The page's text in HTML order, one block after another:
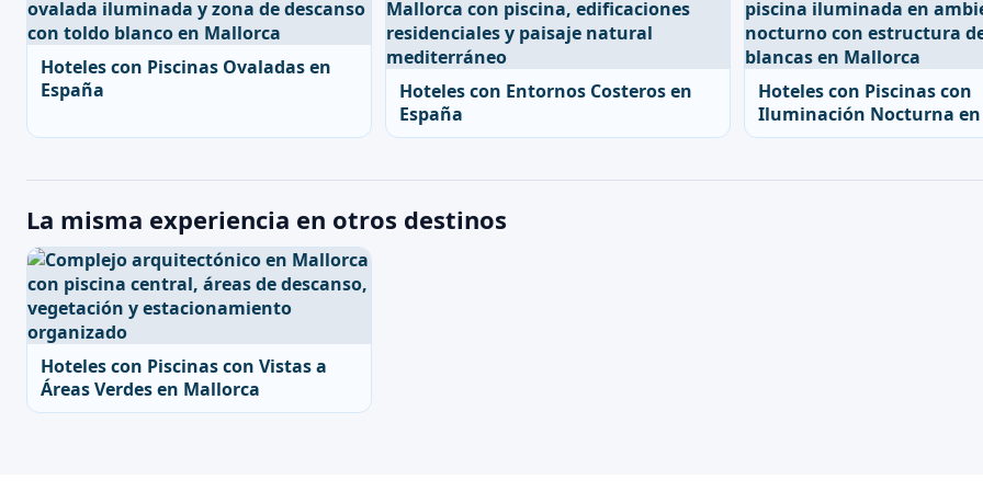
Hoteles con Piscinas Ovaladas en
España
Hoteles con Entornos Costeros en
España
Hoteles con Piscinas con
Iluminación Nocturna en
La misma experiencia en otros destinos
Hoteles con Piscinas con Vistas a
Áreas Verdes en Mallorca